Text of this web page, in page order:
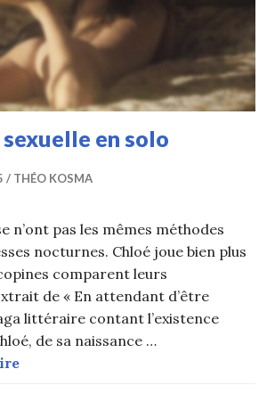
en solo
THÉO KOSMA
n’ont pas les mêmes méthodes
nocturnes. Chloé joue bien plus
comparent leurs
de « En attendant d’être
littéraire contant l’existence
de sa naissance …
Education sexuelle en solo